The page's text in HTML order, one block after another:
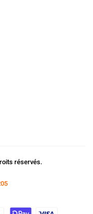
réservés.